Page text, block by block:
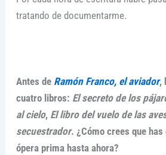
tratando de documentarme.
Antes de Ramón Franco, el aviador,
cuatro libros: El secreto de los
al cielo, El libro del vuelo de las
secuestrador. ¿Cómo crees que
ópera prima hasta ahora?